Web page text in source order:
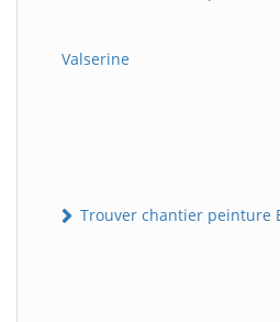
Valserine
Trouver chantier peinture